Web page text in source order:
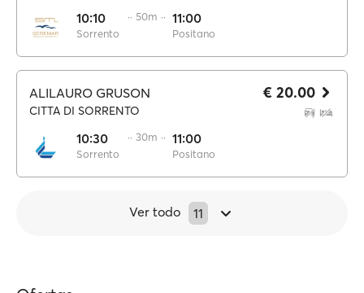
10:10
Sorrento
·· 50m ·· 11:00
Positano
ALILAURO GRUSON
CITTA DI SORRENTO
10:30
Sorrento
·· 30m ·· 11:00
Positano
€ 20.00
Ver todo 11